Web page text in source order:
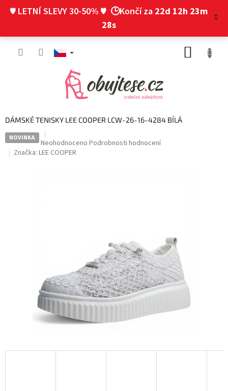
♥ LETNÍ SLEVY 30-50% ♥ 🕒Končí za 22d 12h 23m
27s
DÁMSKÉ TENISKY LEE COOPER LCW-26-16-4284 BÍLÁ
NOVINKA
Průměrné
hodnocení
Neohodnoceno Podrobnosti hodnocení
Značka: LEE COOPER